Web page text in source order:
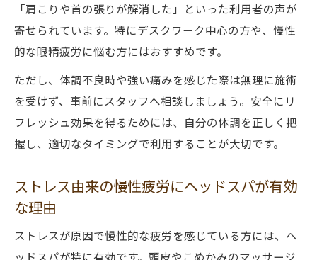
「肩こりや首の張りが解消した」といった利用者の声が
寄せられています。特にデスクワーク中心の方や、慢性
的な眼精疲労に悩む方にはおすすめです。
ただし、体調不良時や強い痛みを感じた際は無理に施術
を受けず、事前にスタッフへ相談しましょう。安全にリ
フレッシュ効果を得るためには、自分の体調を正しく把
握し、適切なタイミングで利用することが大切です。
ストレス由来の慢性疲労にヘッドスパが有効
な理由
ストレスが原因で慢性的な疲労を感じている方には、ヘ
ッドスパが特に有効です。頭皮やこめかみのマッサージ